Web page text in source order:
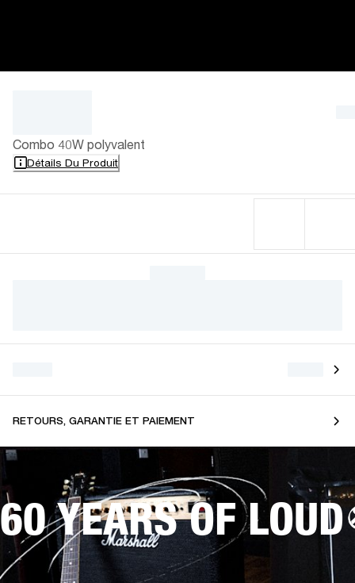
Combo 40W polyvalent
Détails Du Produit
RETOURS, GARANTIE ET PAIEMENT
60 YEARS OF LOUD